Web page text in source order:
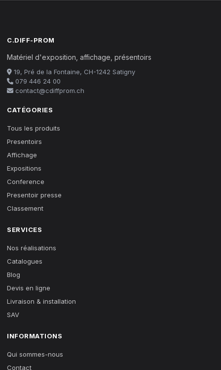
C.DIFF-PROM
Matériel d'exposition, affichage, présentoirs
19, Pré de la Fontaine, CH-1242 Satigny
079 446 24 00
contact@cdiffprom.ch
CATÉGORIES
Tous les produits
Presentoirs
Affichage
Expositions
Conference
Presentoir presse
Classement
SERVICES
Nos réalisations
Catalogues
Blog
Devis en ligne
Livraison & installation
SAV
INFORMATIONS
Qui sommes-nous
Contact